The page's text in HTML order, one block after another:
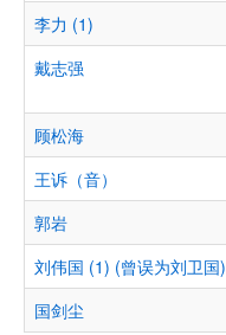
李力 (1)
戴志强
顾松海
王诉（音）
郭岩
刘伟国 (1) (曾误为刘卫国)
国剑尘